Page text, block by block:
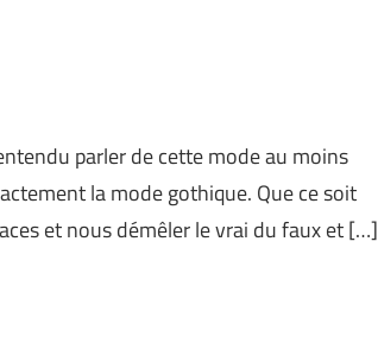
parler de cette mode au moins
la mode gothique. Que ce soit
et nous démêler le vrai du faux et […]